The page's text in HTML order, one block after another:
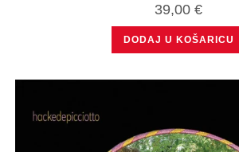
39,00 €
DODAJ U KOŠARICU